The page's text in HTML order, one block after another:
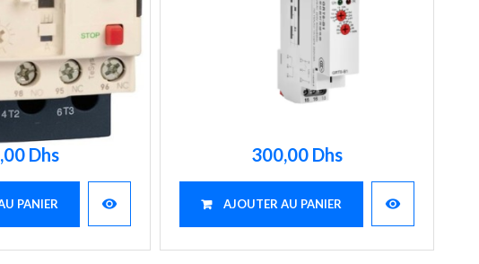
Dhs
PANIER visibility
300,00 Dhs
AJOUTER AU PANIER visibility